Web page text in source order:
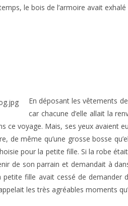
le bois de l’armoire avait
En déposant les vêtements
car chacune d’elle allait la
ce voyage. Mais, ses yeux avaient
de même qu’une grosse bosse
pour la petite fille. Si la robe
de son parrain et demandait à
fille avait cessé de demander
les très agréables moments